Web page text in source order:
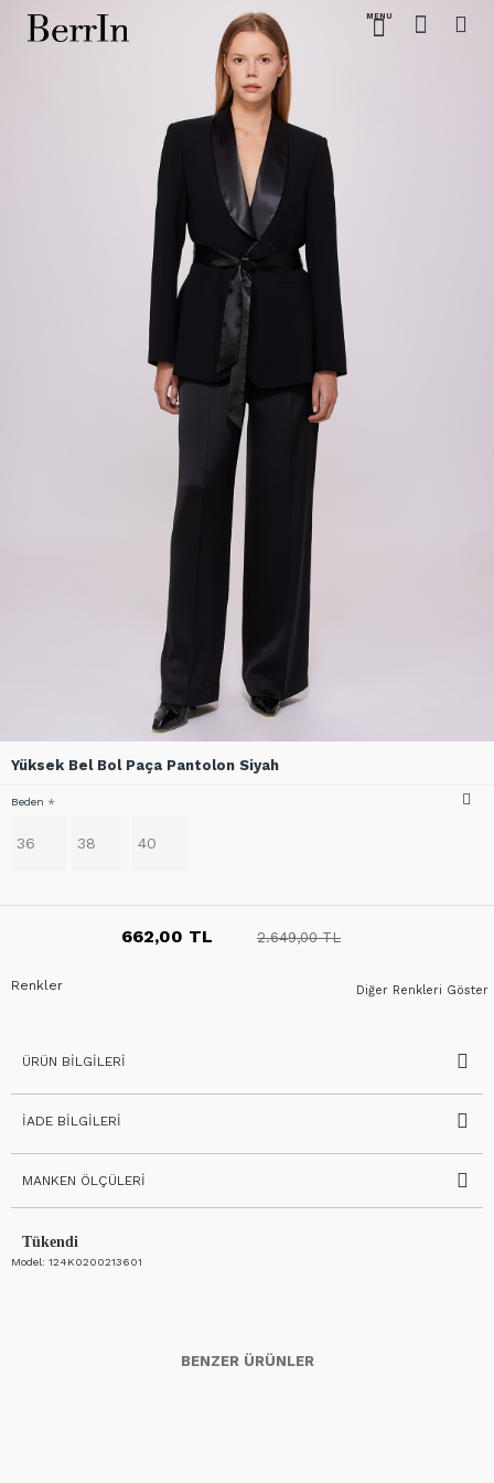
Yüksek Bel Bol Paça Pantolon Siyah
Tükendi
Model: 124K0200213601
662,00 TL 2.649,00 TL
Beden
36 38 40
Diğer Renkleri Göster
Renkler
ÜRÜN BILGILERI
İADE BILGILERI
MANKEN ÖLÇÜLERI
BENZER ÜRÜNLER